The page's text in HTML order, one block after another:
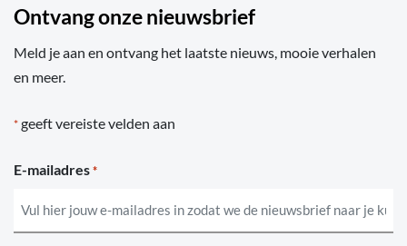
Ontvang onze nieuwsbrief
Meld je aan en ontvang het laatste nieuws, mooie verhalen
en meer.
*geeft vereiste velden aan
E-mailadres *